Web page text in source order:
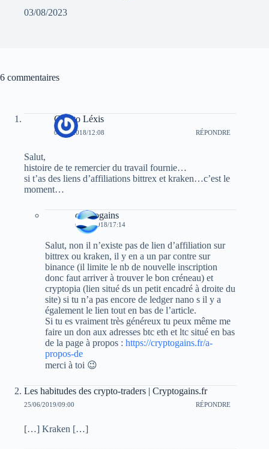
03/08/2023
6 commentaires
Crypto Léxis
09/01/2018/12:08 RÉPONDRE
Salut,
histoire de te remercier du travail fournie…
si t’as des liens d’affiliations bittrex et kraken…c’est le
moment…
cryptogains
09/01/2018/17:14
Salut, non il n’existe pas de lien d’affiliation sur
bittrex ou kraken, il y en a un par contre sur
binance (il limite le nb de nouvelle inscription
donc faut arriver à trouver le bon créneau) et
cryptopia (lien situé ds un petit encadré à droite du
site) si tu n’a pas encore de ledger nano s il y a
également le lien tout en bas de l’article.
Si tu es vraiment très généreux tu peux même me
faire un don aux adresses btc eth et ltc situé en bas
de la page à propos : https://cryptogains.fr/a-
propos-de
merci à toi 😉
Les habitudes des crypto-traders | Cryptogains.fr
25/06/2019/09:00 RÉPONDRE
[…] Kraken […]